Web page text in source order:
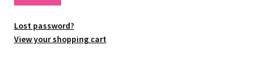
Lost password?
View your shopping cart